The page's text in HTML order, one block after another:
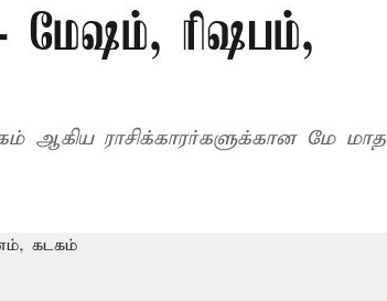
மேஷம், ரிஷபம்,
ஆகிய ராசிக்காரர்களுக்கான மே மாத